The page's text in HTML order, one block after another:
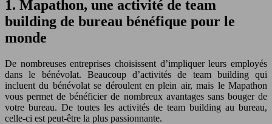
1. Mapathon, une activité de team
building de bureau bénéfique pour le
monde
De nombreuses entreprises choisissent d’impliquer leurs employés
dans le bénévolat. Beaucoup d’activités de team building qui
incluent du bénévolat se déroulent en plein air, mais le Mapathon
vous permet de bénéficier de nombreux avantages sans bouger de
votre bureau. De toutes les activités de team building au bureau,
celle-ci est peut-être la plus passionnante.